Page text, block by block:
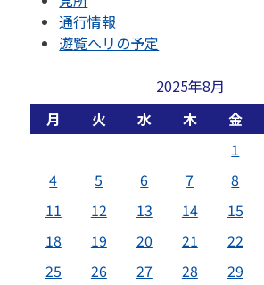
通行情報
遊覧ヘリの予定
2025年8月
月
火 水 木 金
1
4
5 6 7 8
11
12 13 14 15
18
19 20 21 22
25
26 27 28 29